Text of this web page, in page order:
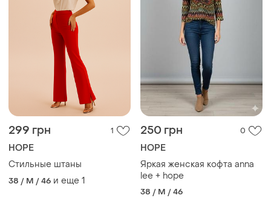
299 грн 1
HOPE
Стильные штаны
38 / M / 46 и еще 1
250 грн 0
HOPE
Яркая женская кофта anna
lee + hope
38 / M / 46